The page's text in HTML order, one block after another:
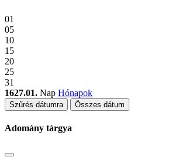
01
05
10
15
20
25
31
1627.01. Nap Hónapok
Szűrés dátumra Összes dátum
Adomány tárgya